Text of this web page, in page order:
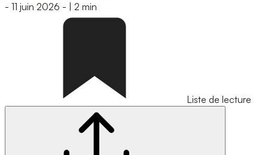
- 11 juin 2026 - 2 min
Liste de lecture